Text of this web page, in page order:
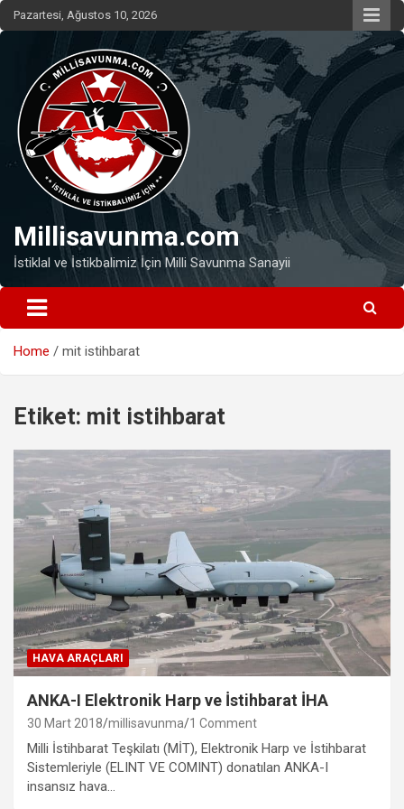
Skip
to
Pazartesi, Ağustos 10, 2026
Millisavunma.com
İstiklal ve İstikbalimiz İçin Milli Savunma Sanayii
Home mit istihbarat
Etiket: mit istihbarat
HAVA ARAÇLARI
ANKA-I Elektronik Harp ve İstihbarat İHA
30 Mart 2018 millisavunma 1 Comment
Milli İstihbarat Teşkilatı (MİT), Elektronik Harp ve İstihbarat
Sistemleriyle (ELINT VE COMINT) donatılan ANKA-I
insansız hava…